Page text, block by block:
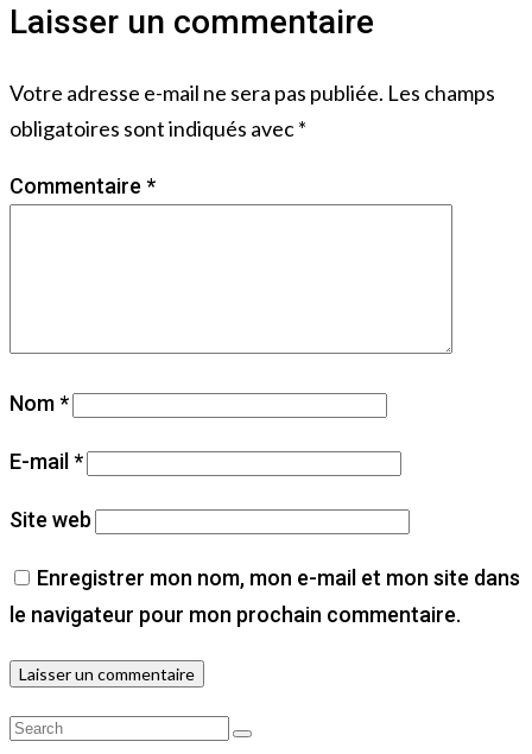
Laisser un commentaire
Votre adresse e-mail ne sera pas publiée. Les champs
obligatoires sont indiqués avec*
Commentaire *
Nom*
E-mail*
Site web
Enregistrer mon nom, mon e-mail et mon site dans
le navigateur pour mon prochain commentaire.
Search
Search